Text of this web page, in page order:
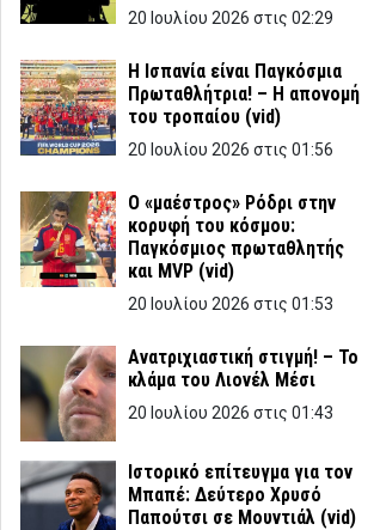
20 Ιουλίου 2026 στις 02:29
Η Ισπανία είναι Παγκόσμια
Πρωταθλήτρια! – Η απονομή
του τροπαίου (vid)
20 Ιουλίου 2026 στις 01:56
Ο «μαέστρος» Ρόδρι στην
κορυφή του κόσμου:
Παγκόσμιος πρωταθλητής
και MVP (vid)
20 Ιουλίου 2026 στις 01:53
Ανατριχιαστική στιγμή! – Το
κλάμα του Λιονέλ Μέσι
20 Ιουλίου 2026 στις 01:43
Ιστορικό επίτευγμα για τον
Μπαπέ: Δεύτερο Χρυσό
Παπούτσι σε Μουντιάλ (vid)